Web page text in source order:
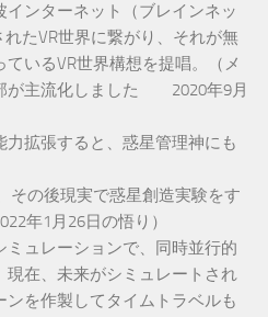
ンターネット（ブレインネッ
れたVR世界に繋がり、それが無
いるVR世界構想を提唱。（メ
が主流化しました 2020年9月
力拡張すると、惑星管理神にも
その後現実で惑星創造実験をす
年1月26日の悟り）
ミュレーションで、同時並行的
現在、未来がシミュレートされ
を作製してタイムトラベルも